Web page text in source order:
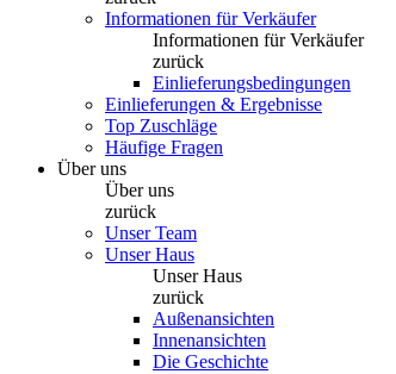
Informationen für Verkäufer
Informationen für Verkäufer
zurück
Einlieferungsbedingungen
Einlieferungen & Ergebnisse
Top Zuschläge
Häufige Fragen
Über uns
Über uns
zurück
Unser Team
Unser Haus
Unser Haus
zurück
Außenansichten
Innenansichten
Die Geschichte